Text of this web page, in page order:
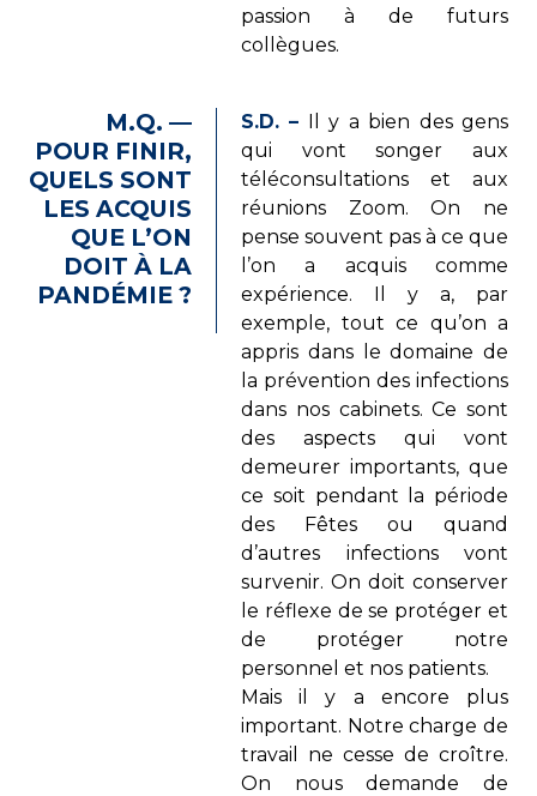
passion à de futurs
collègues.
M.Q. —
POUR FINIR,
QUELS SONT
LES ACQUIS
QUE L’ON
DOIT À LA
PANDÉMIE ?
S.D. – Il y a bien des gens
qui vont songer aux
téléconsultations et aux
réunions Zoom. On ne
pense souvent pas à ce que
l’on a acquis comme
expérience. Il y a, par
exemple, tout ce qu’on a
appris dans le domaine de
la prévention des infections
dans nos cabinets. Ce sont
des aspects qui vont
demeurer importants, que
ce soit pendant la période
des Fêtes ou quand
d’autres infections vont
survenir. On doit conserver
le réflexe de se protéger et
de protéger notre
personnel et nos patients.
Mais il y a encore plus
important. Notre charge de
travail ne cesse de croître.
On nous demande de